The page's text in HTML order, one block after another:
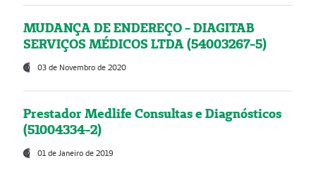
MUDANÇA DE ENDEREÇO - DIAGITAB
SERVIÇOS MÉDICOS LTDA (54003267-5)
03 de Novembro de 2020
Prestador Medlife Consultas e Diagnósticos
(51004334-2)
01 de Janeiro de 2019